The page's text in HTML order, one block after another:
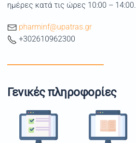
ημέρες κατά τις ώρες 10:00 – 14:00.
pharminf@upatras.gr
+302610962300
Γενικές πληροφορίες